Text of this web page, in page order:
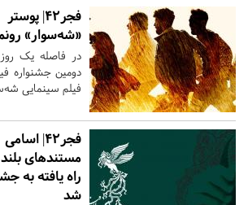
فجر42| پوستر
«شه‌سوار»
در فاصله یک
دومین جشنواره
فیلم سینمایی
فجر42| اسامی
مستندهای
شد